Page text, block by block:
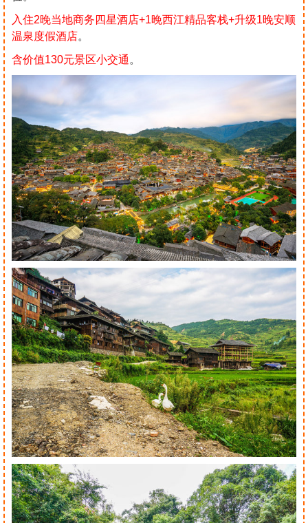
入住2晚当地商务四星酒店+1晚西江精品客栈+升级1晚安顺
温泉度假酒店。
含价值130元景区小交通 。